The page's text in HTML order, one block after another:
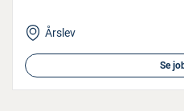
Årslev
Se